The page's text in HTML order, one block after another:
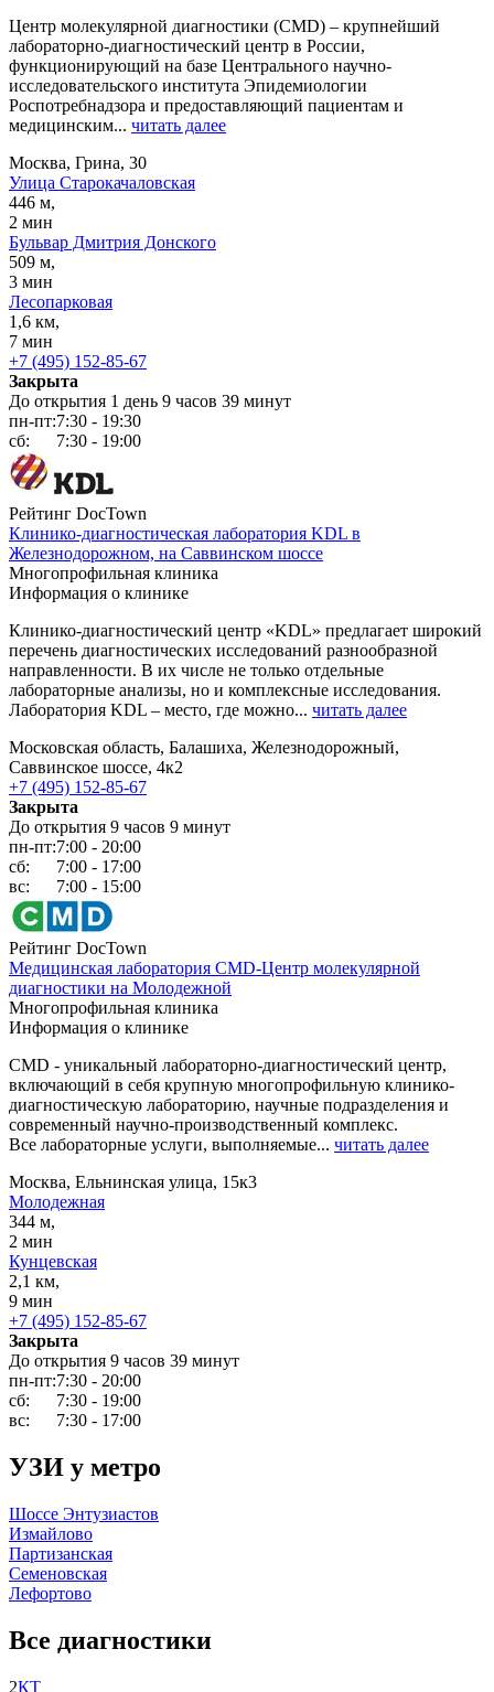
Центр молекулярной диагностики (CMD) – крупнейший
лабораторно-диагностический центр в России,
функционирующий на базе Центрального научно-
исследовательского института Эпидемиологии
Роспотребнадзора и предоставляющий пациентам и
медицинским... читать далее
Москва, Грина, 30
Улица Старокачаловская
446 м,
2 мин
Бульвар Дмитрия Донского
509 м,
3 мин
Лесопарковая
1,6 км,
7 мин
+7 (495) 152-85-67
Закрыта
До открытия 1 день 9 часов 39 минут
пн-пт:7:30 - 19:30
сб:
7:30 - 19:00
Рейтинг DocTown
Клинико-диагностическая лаборатория KDL в
Железнодорожном, на Саввинском шоссе
Многопрофильная клиника
Информация о клинике
Клинико-диагностический центр «KDL» предлагает широкий
перечень диагностических исследований разнообразной
направленности. В их числе не только отдельные
лабораторные анализы, но и комплексные исследования.
Лаборатория KDL – место, где можно... читать далее
Московская область, Балашиха, Железнодорожный,
Саввинское шоссе, 4к2
+7 (495) 152-85-67
Закрыта
До открытия 9 часов 9 минут
пн-пт:7:00 - 20:00
сб:
7:00 - 17:00
вс:
7:00 - 15:00
Рейтинг DocTown
Медицинская лаборатория CMD-Центр молекулярной
диагностики на Молодежной
Многопрофильная клиника
Информация о клинике
СМD - уникальный лабораторно-диагностический центр,
включающий в себя крупную многопрофильную клинико-
диагностическую лабораторию, научные подразделения и
современный научно-производственный комплекс.
Все лабораторные услуги, выполняемые... читать далее
Москва, Ельнинская улица, 15к3
Молодежная
344 м,
2 мин
Кунцевская
2,1 км,
9 мин
+7 (495) 152-85-67
Закрыта
До открытия 9 часов 39 минут
пн-пт:7:30 - 20:00
сб:
7:30 - 19:00
вс:
7:30 - 17:00
УЗИ у метро
Шоссе Энтузиастов
Измайлово
Партизанская
Семеновская
Лефортово
Все диагностики
2КТ